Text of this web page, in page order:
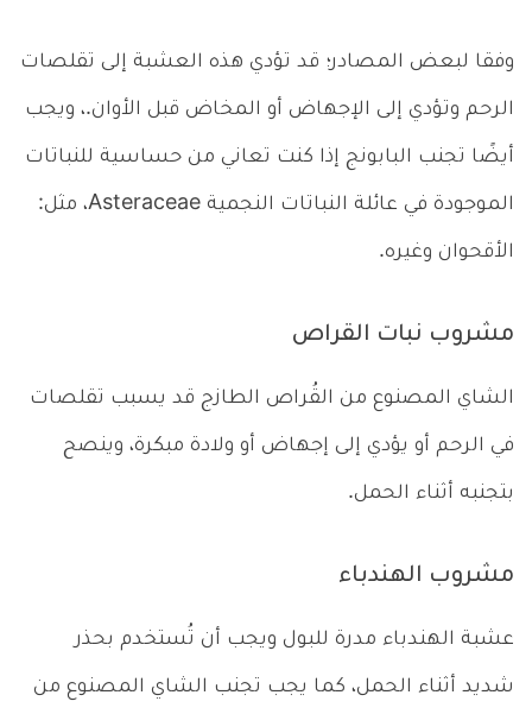
وفقا لبعض المصادر؛ قد تؤدي هذه العشبة إلى تقلصات
الرحم وتؤدي إلى الإجهاض أو المخاض قبل الأوان.، ويجب
أيضًا تجنب البابونج إذا كنت تعاني من حساسية للنباتات
الموجودة في عائلة النباتات النجمية Asteraceae، مثل:
الأقحوان وغيره.
مشروب نبات القراص
الشاي المصنوع من القُراص الطازج قد يسبب تقلصات
في الرحم أو يؤدي إلى إجهاض أو ولادة مبكرة، وينصح
بتجنبه أثناء الحمل.
مشروب الهندباء
عشبة الهندباء مدرة للبول ويجب أن تُستخدم بحذر
شديد أثناء الحمل، كما يجب تجنب الشاي المصنوع من